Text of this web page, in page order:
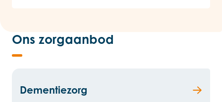
Ons zorgaanbod
Dementiezorg